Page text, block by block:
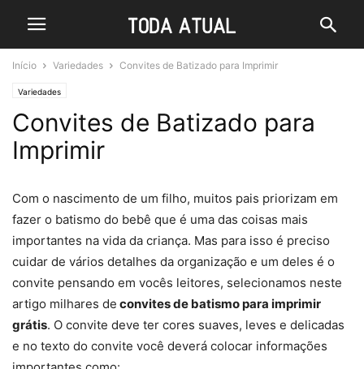
Início Variedades Convites de Batizado para Imprimir
Variedades
Convites de Batizado para
Imprimir
Com o nascimento de um filho, muitos pais priorizam em
fazer o batismo do bebê que é uma das coisas mais
importantes na vida da criança. Mas para isso é preciso
cuidar de vários detalhes da organização e um deles é o
convite pensando em vocês leitores, selecionamos neste
artigo milhares de convites de batismo para imprimir
grátis. O convite deve ter cores suaves, leves e delicadas
e no texto do convite você deverá colocar informações